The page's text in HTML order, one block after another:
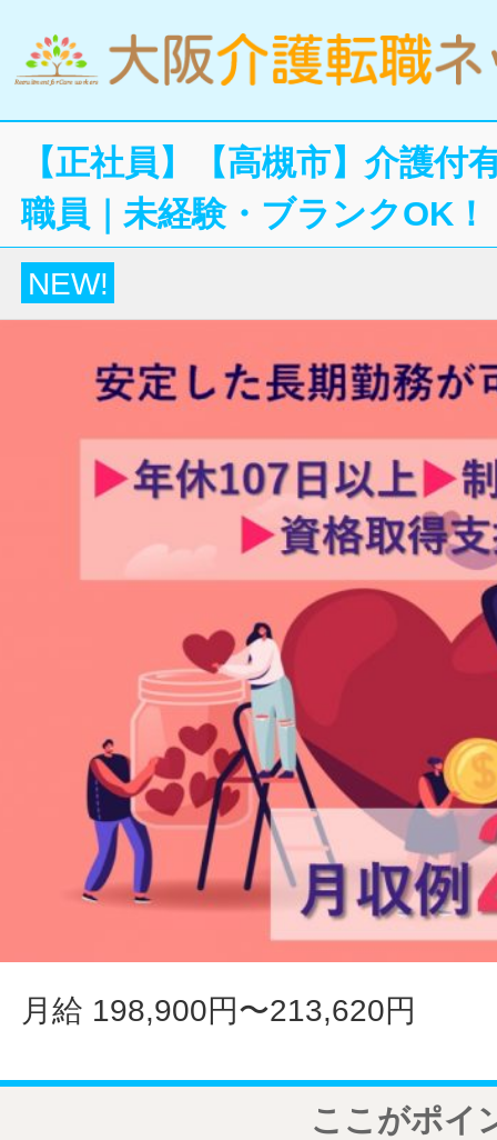
【正社員】【高槻市】介護付
職員｜未経験・ブランクOK
NEW!
月給 198,900円〜213,620円
ここがポイ